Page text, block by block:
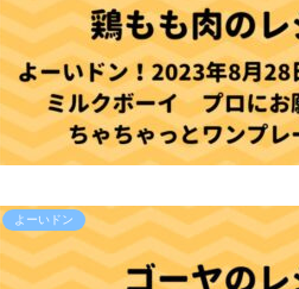
よーいドン